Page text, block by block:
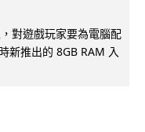
對遊戲玩家要為電腦配
新推出的 8GB RAM 入